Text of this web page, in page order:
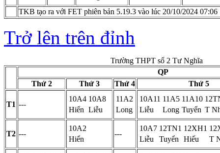
TKB tạo ra với FET phiên bản 5.19.3 vào lúc 20/10/2024 07:06
Trở lên trên đỉnh
Trường THPT số 2 Tư Nghĩa
QP
Thứ 2
Thứ 3 Thứ 4 Thứ 5
T1 ---
10A4 10A8
Hiển Liễu
11A2
Long
10A11 11A5 11A10
Liễu
Long Tuyển T
T2 ---
10A2
Hiển
---
10A7 12TN1 12XH1
Liễu
Tuyển Hiếu T